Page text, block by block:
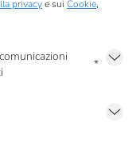
privacye sui Cookie,
*